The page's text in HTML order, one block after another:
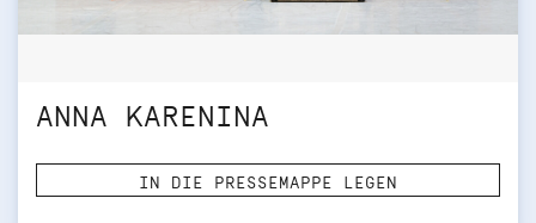
ANNA KARENINA
IN DIE PRESSEMAPPE LEGEN